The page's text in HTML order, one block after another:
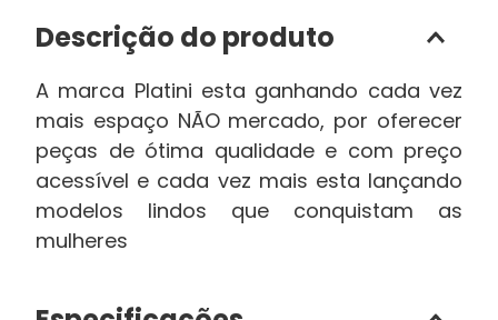
Descrição do produto
A marca Platini esta ganhando cada vez
mais espaço NÃO mercado, por oferecer
peças de ótima qualidade e com preço
acessível e cada vez mais esta lançando
modelos lindos que conquistam as
mulheres